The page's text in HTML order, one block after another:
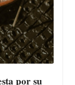
por su